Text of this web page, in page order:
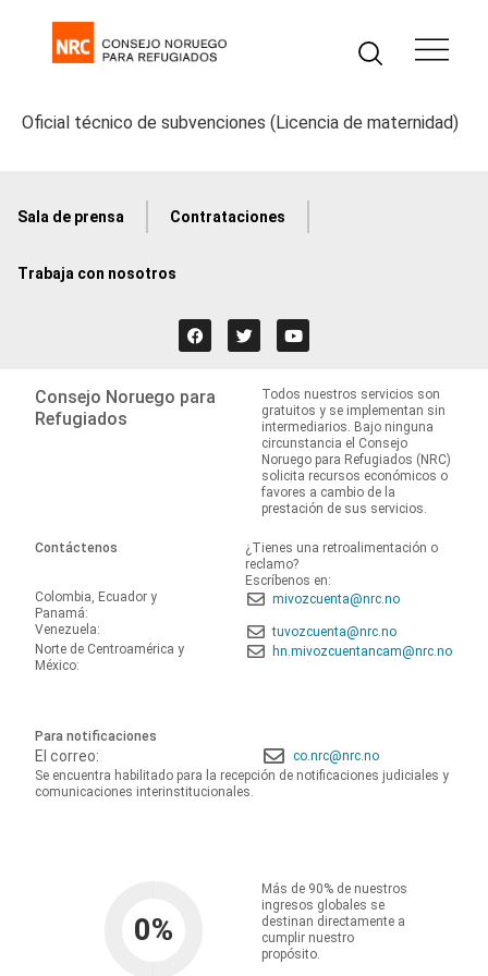
Oficial técnico de subvenciones (Licencia de maternidad)
Sala de prensa Contrataciones
Trabaja con nosotros
Consejo Noruego para
Refugiados
Todos nuestros servicios son
gratuitos y se implementan sin
intermediarios. Bajo ninguna
circunstancia el Consejo
Noruego para Refugiados (NRC)
solicita recursos económicos o
favores a cambio de la
prestación de sus servicios.
Contáctenos
¿Tienes una retroalimentación o
reclamo?
Escríbenos en:
Colombia, Ecuador y
Panamá:
mivozcuenta@nrc.no
Venezuela:
tuvozcuenta@nrc.no
Norte de Centroamérica y
México:
hn.mivozcuentancam@nrc.no
Para notificaciones
El correo:
co.nrc@nrc.no
Se encuentra habilitado para la recepción de notificaciones judiciales y
comunicaciones interinstitucionales.
0%
Más de 90% de nuestros
ingresos globales se
destinan directamente a
cumplir nuestro
propósito.